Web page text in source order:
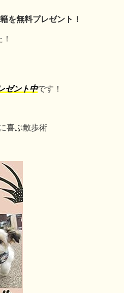
を無料プレゼント！
ゼント中です！
喜ぶ散歩術